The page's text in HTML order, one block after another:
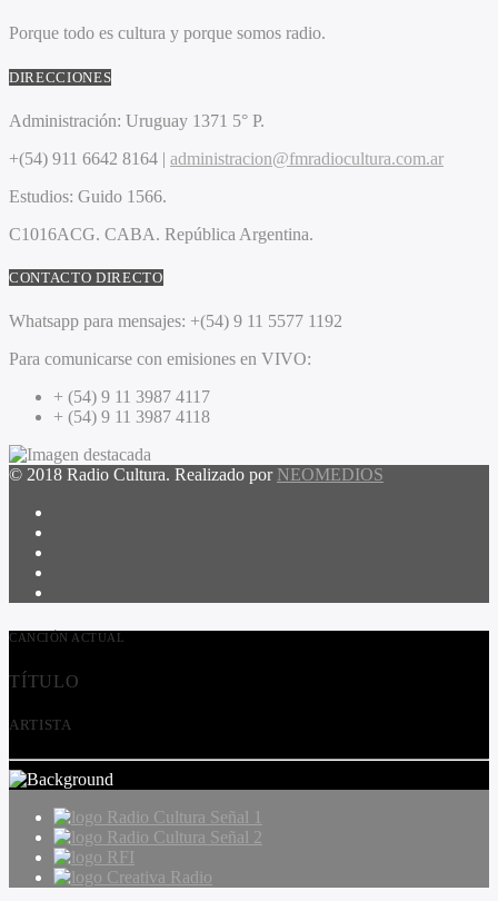
Porque todo es cultura y porque somos radio.
DIRECCIONES
Administración: Uruguay 1371 5° P.
+(54) 911 6642 8164 | administracion@fmradiocultura.com.ar
Estudios: Guido 1566.
C1016ACG. CABA. República Argentina.
CONTACTO DIRECTO
Whatsapp para mensajes: +(54) 9 11 5577 1192
Para comunicarse con emisiones en VIVO:
+ (54) 9 11 3987 4117
+ (54) 9 11 3987 4118
© 2018 Radio Cultura. Realizado por NEOMEDIOS
CANCIÓN ACTUAL
TÍTULO
ARTISTA
Radio Cultura Señal 1
Radio Cultura Señal 2
RFI
Creativa Radio